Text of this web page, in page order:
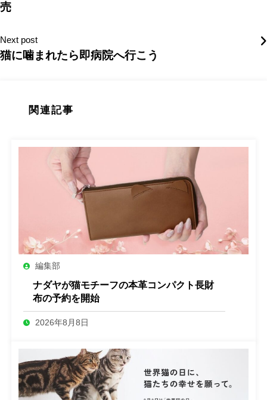
売
Next post
猫に噛まれたら即病院へ行こう
関連記事
編集部
ナダヤが猫モチーフの本革コンパクト長財
布の予約を開始
2026年8月8日